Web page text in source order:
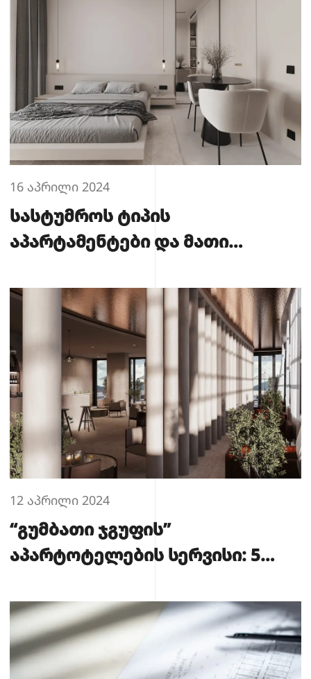
16 აპრილი 2024
სასტუმროს ტიპის
აპარტამენტები და მათი
სახლთან შედარებით
12 აპრილი 2024
“გუმბათი ჯგუფის”
აპარტოტელების სერვისი: 5
ქონების ინდუსტრიაში